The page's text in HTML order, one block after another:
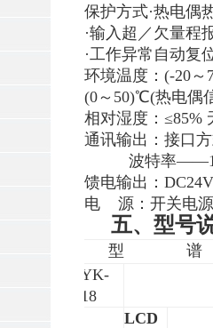
保护方式·热电偶
·输入超／欠量程
·工作异常自动复
环境温度：(-20～
(0～50)℃(热电偶
相对湿度：≤85%
通讯输出：接口
波特率——
馈电输出： DC24V
电
源：开关电源
五、型号
型
谱
YK-
18
LCD